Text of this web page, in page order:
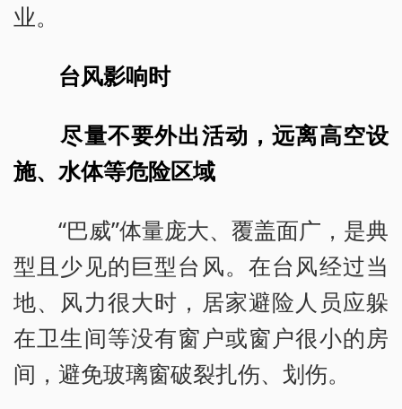
业。
台风影响时
尽量不要外出活动，远离高空设
施、水体等危险区域
“巴威”体量庞大、覆盖面广，是典
型且少见的巨型台风。在台风经过当
地、风力很大时，居家避险人员应躲
在卫生间等没有窗户或窗户很小的房
间，避免玻璃窗破裂扎伤、划伤。